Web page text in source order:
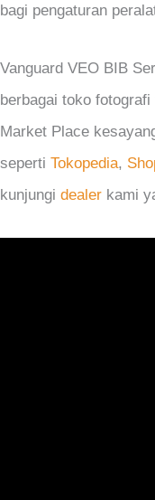
bagi pengaturan
Vanguard VEO BIB
berbagai toko
Market Place
seperti Tokopedia,
kunjungi dealer kami